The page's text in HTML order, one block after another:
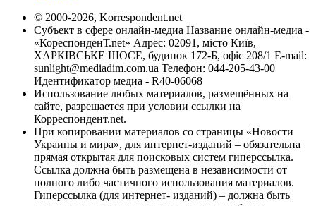
© 2000-2026, Korrespondent.net
Субъект в сфере онлайн-медиа Название онлайн-медиа -
«КореспонденТ.net» Адрес: 02091, місто Київ,
ХАРКІВСЬКЕ ШОСЕ, будинок 172-Б, офіс 208/1 E-mail:
sunlight@mediadim.com.ua Телефон: 044-205-43-00
Идентификатор медиа - R40-06068
Использование любых материалов, размещённых на
сайте, разрешается при условии ссылки на
Корреспондент.net.
При копировании материалов со страницы «Новости
Украины и мира», для интернет-изданий – обязательна
прямая открытая для поисковых систем гиперссылка.
Ссылка должна быть размещена в независимости от
полного либо частичного использования материалов.
Гиперссылка (для интернет- изданий) – должна быть